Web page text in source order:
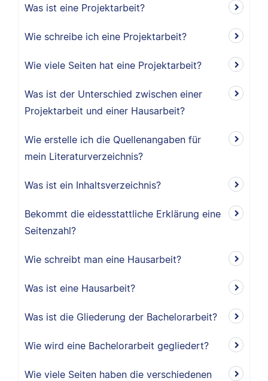
Was ist eine Projektarbeit?
Wie schreibe ich eine Projektarbeit?
Wie viele Seiten hat eine Projektarbeit?
Was ist der Unterschied zwischen einer
Projektarbeit und einer Hausarbeit?
Wie erstelle ich die Quellenangaben für
mein Literaturverzeichnis?
Was ist ein Inhaltsverzeichnis?
Bekommt die eidesstattliche Erklärung eine
Seitenzahl?
Wie schreibt man eine Hausarbeit?
Was ist eine Hausarbeit?
Was ist die Gliederung der Bachelorarbeit?
Wie wird eine Bachelorarbeit gegliedert?
Wie viele Seiten haben die verschiedenen